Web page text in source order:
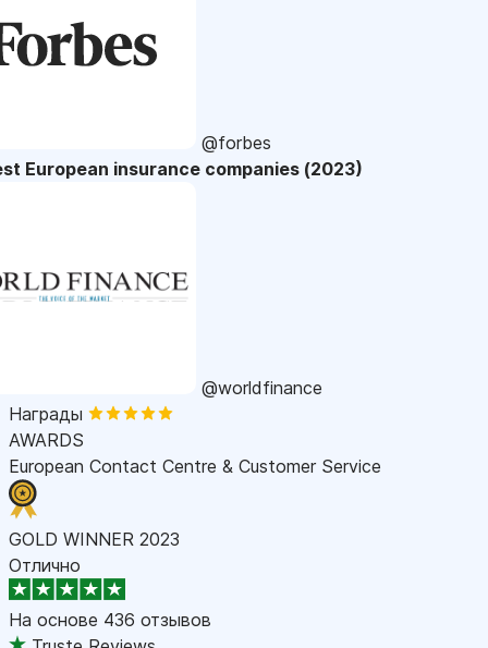
@forbes
European insurance companies (2023)
@worldfinance
Награды
AWARDS
European Contact Centre & Customer Service
GOLD WINNER 2023
Отлично
На основе 436 отзывов